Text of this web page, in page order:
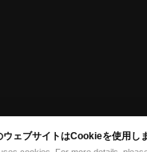
ウェブサイトはCookieを使用し